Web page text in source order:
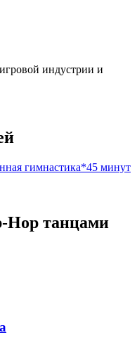
индустрии и
гимнастика*45 минут
Hop танцами